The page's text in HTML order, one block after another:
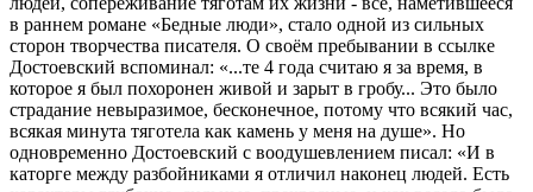
в раннем романе «Бедные люди», стало одной из сильных
сторон творчества писателя. О своём пребывании в ссылке
Достоевский вспоминал: «...те 4 года считаю я за время, в
которое я был похоронен живой и зарыт в гробу... Это было
страдание невыразимое, бесконечное, потому что всякий час,
всякая минута тяготела как камень у меня на душе». Но
одновременно Достоевский с воодушевлением писал: «И в
каторге между разбойниками я отличил наконец людей. Есть